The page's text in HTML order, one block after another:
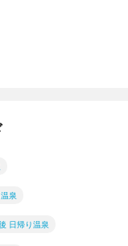
泉
日帰り温泉